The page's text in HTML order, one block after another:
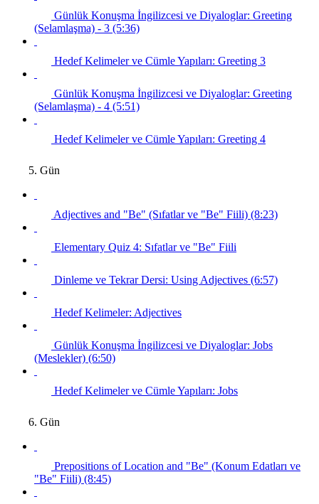
Günlük Konuşma İngilizcesi ve Diyaloglar: Greeting
(Selamlaşma) - 3 (5:36)
Hedef Kelimeler ve Cümle Yapıları: Greeting 3
Günlük Konuşma İngilizcesi ve Diyaloglar: Greeting
(Selamlaşma) - 4 (5:51)
Hedef Kelimeler ve Cümle Yapıları: Greeting 4
5. Gün
Adjectives and "Be" (Sıfatlar ve "Be" Fiili) (8:23)
Elementary Quiz 4: Sıfatlar ve "Be" Fiili
Dinleme ve Tekrar Dersi: Using Adjectives (6:57)
Hedef Kelimeler: Adjectives
Günlük Konuşma İngilizcesi ve Diyaloglar: Jobs
(Meslekler) (6:50)
Hedef Kelimeler ve Cümle Yapıları: Jobs
6. Gün
Prepositions of Location and "Be" (Konum Edatları ve
"Be" Fiili) (8:45)